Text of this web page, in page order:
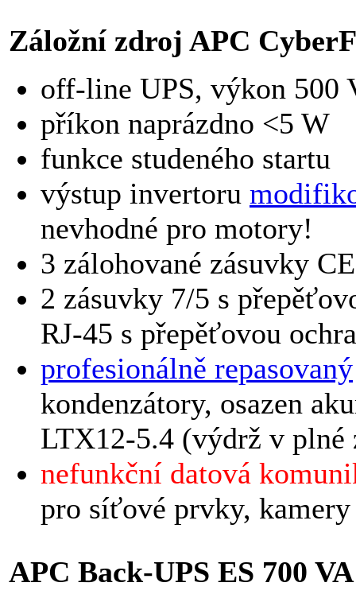
Záložní zdroj APC
off-line UPS, výkon 500
příkon naprázdno <5 W
funkce studeného startu
výstup invertoru
nevhodné pro motory!
3 zálohované zásuvky
2 zásuvky 7/5 s
RJ-45 s přepěťovou
profesionálně repasovaný
kondenzátory, osazen
LTX12-5.4 (výdrž v plné
nefunkční datová
pro síťové prvky, kamery
APC Back-UPS ES 700